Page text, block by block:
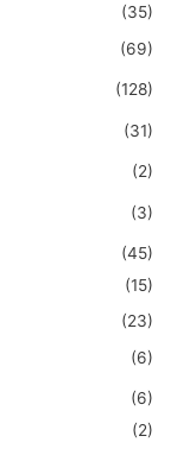
(35)
(69)
(128)
(31)
(2)
(3)
(45)
(15)
(23)
(6)
(6)
(2)